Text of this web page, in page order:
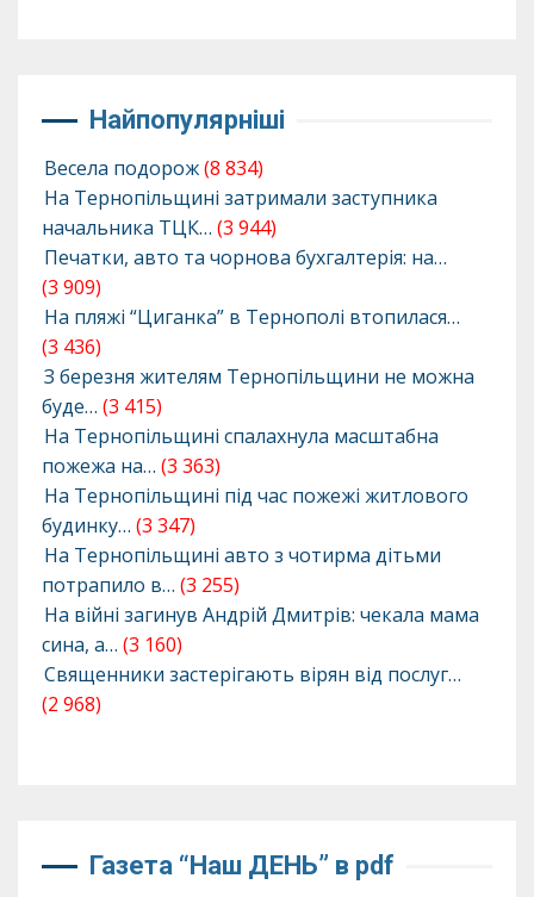
Найпопулярніші
Весела подорож(8 834)
На Тернопільщині затримали заступника
начальника ТЦК… (3 944)
Печатки, авто та чорнова бухгалтерія: на…
(3 909)
На пляжі “Циганка” в Тернополі втопилася…
(3 436)
З березня жителям Тернопільщини не можна
буде… (3 415)
На Тернопільщині спалахнула масштабна
пожежа на… (3 363)
На Тернопільщині під час пожежі житлового
будинку… (3 347)
На Тернопільщині авто з чотирма дітьми
потрапило в… (3 255)
На війні загинув Андрій Дмитрів: чекала мама
сина, а… (3 160)
Священники застерігають вірян від послуг…
(2 968)
Газета “Наш ДЕНЬ” в pdf